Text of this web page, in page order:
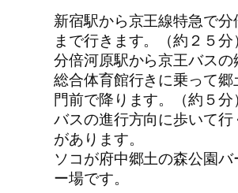
新宿駅から京王線特急で分
まで行きます。（約２５分）
分倍河原駅から京王バスの
総合体育館行きに乗って郷
門前で降ります。（約５分）
バスの進行方向に歩いて行
があります。
ソコが府中郷土の森公園バ
ー場です。